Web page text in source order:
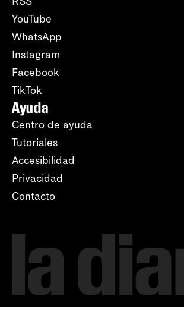
YouTube
WhatsApp
Instagram
Facebook
TikTok
Ayuda
Centro de ayuda
Tutoriales
Accesibilidad
Privacidad
Contacto